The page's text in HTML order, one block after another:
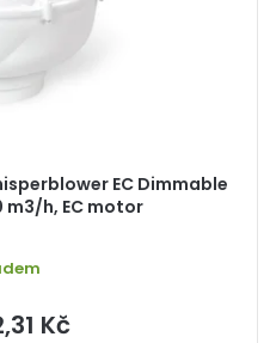
EC Dimmable
m3/h, EC motor
Kč